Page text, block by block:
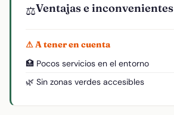
⚖️Ventajas e inconvenientes
⚠ A tener en cuenta
🏥 Pocos servicios en el entorno
🌿 Sin zonas verdes accesibles